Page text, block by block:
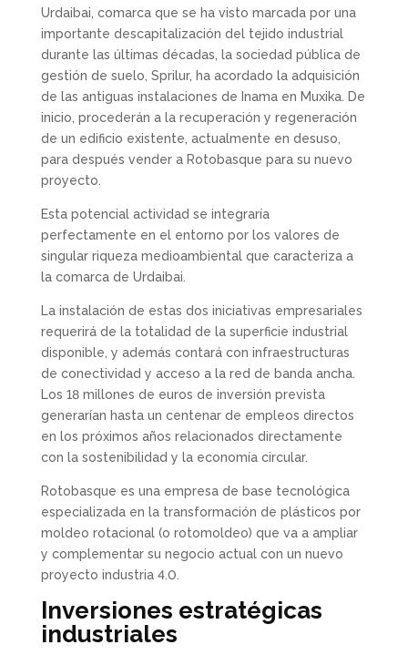
Urdaibai, comarca que se ha visto marcada por una
importante descapitalización del tejido industrial
durante las últimas décadas, la sociedad pública de
gestión de suelo, Sprilur, ha acordado la adquisición
de las antiguas instalaciones de Inama en Muxika. De
inicio, procederán a la recuperación y regeneración
de un edificio existente, actualmente en desuso,
para después vender a Rotobasque para su nuevo
proyecto.
Esta potencial actividad se integraría
perfectamente en el entorno por los valores de
singular riqueza medioambiental que caracteriza a
la comarca de Urdaibai.
La instalación de estas dos iniciativas empresariales
requerirá de la totalidad de la superficie industrial
disponible, y además contará con infraestructuras
de conectividad y acceso a la red de banda ancha.
Los 18 millones de euros de inversión prevista
generarían hasta un centenar de empleos directos
en los próximos años relacionados directamente
con la sostenibilidad y la economía circular.
Rotobasque es una empresa de base tecnológica
especializada en la transformación de plásticos por
moldeo rotacional (o rotomoldeo) que va a ampliar
y complementar su negocio actual con un nuevo
proyecto industria 4.0.
Inversiones estratégicas
industriales